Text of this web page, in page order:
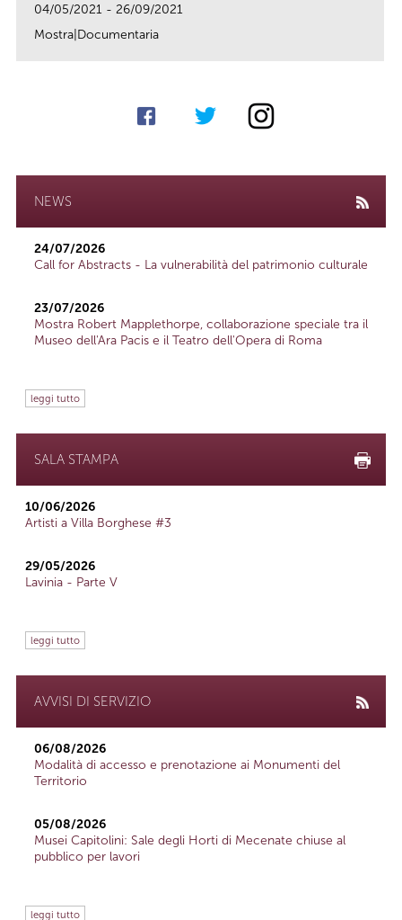
04/05/2021 - 26/09/2021
Mostra|Documentaria
NEWS
24/07/2026
Call for Abstracts - La vulnerabilità del patrimonio culturale
23/07/2026
Mostra Robert Mapplethorpe, collaborazione speciale tra il
Museo dell'Ara Pacis e il Teatro dell'Opera di Roma
leggi tutto
SALA STAMPA
10/06/2026
Artisti a Villa Borghese #3
29/05/2026
Lavinia - Parte V
leggi tutto
AVVISI DI SERVIZIO
06/08/2026
Modalità di accesso e prenotazione ai Monumenti del
Territorio
05/08/2026
Musei Capitolini: Sale degli Horti di Mecenate chiuse al
pubblico per lavori
leggi tutto